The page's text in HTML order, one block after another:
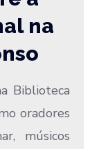
na
Biblioteca
oradores
músicos